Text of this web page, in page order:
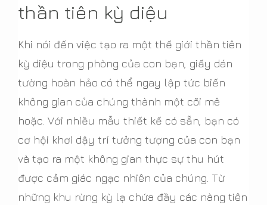
thần tiên kỳ diệu
Khi nói đến việc tạo ra một thế giới thần tiên
kỳ diệu trong phòng của con bạn, giấy dán
tường hoàn hảo có thể ngay lập tức biến
không gian của chúng thành một cõi mê
hoặc. Với nhiều mẫu thiết kế có sẵn, bạn có
cơ hội khơi dậy trí tưởng tượng của con bạn
và tạo ra một không gian thực sự thu hút
được cảm giác ngạc nhiên của chúng. Từ
những khu rừng kỳ lạ chứa đầy các nàng tiên